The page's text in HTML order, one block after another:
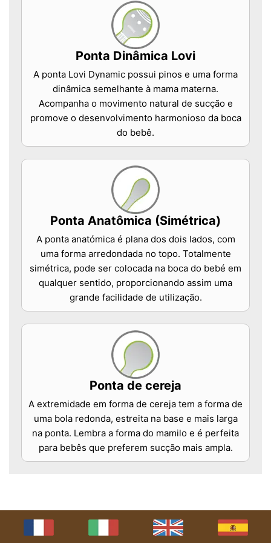
Ponta Dinâmica Lovi
A ponta Lovi Dynamic possui pinos e uma forma
dinâmica semelhante à mama materna.
Acompanha o movimento natural de sucção e
promove o desenvolvimento harmonioso da boca
do bebê.
Ponta Anatômica (Simétrica)
A ponta anatómica é plana dos dois lados, com
uma forma arredondada no topo. Totalmente
simétrica, pode ser colocada na boca do bebé em
qualquer sentido, proporcionando assim uma
grande facilidade de utilização.
Ponta de cereja
A extremidade em forma de cereja tem a forma de
uma bola redonda, estreita na base e mais larga
na ponta. Lembra a forma do mamilo e é perfeita
para bebês que preferem sucção mais ampla.